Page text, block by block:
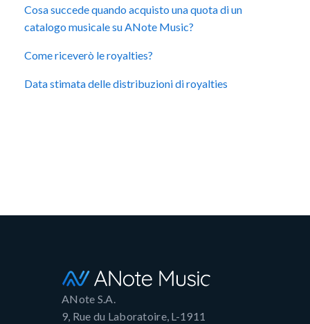
Cosa succede quando acquisto una quota di un
catalogo musicale su ANote Music?
Come riceverò le royalties?
Data stimata delle distribuzioni di royalties
ANote S.A.
9, Rue du Laboratoire, L-1911